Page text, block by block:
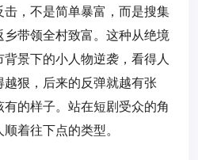
，不是简单暴富，而是搜集
带领全村致富。这种从绝境
景下的小人物逆袭，看得人
狠，后来的反弹就越有张
的样子。站在短剧受众的角
着往下点的类型。